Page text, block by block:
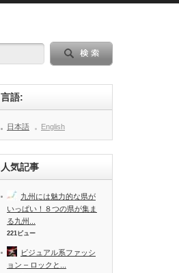
言語:
日本語 English
人気記事
九州には魅力的な県が
いっぱい！８つの県が集ま
る九州...
221ビュー
ビジュアル系ファッシ
ョン – ロックと...